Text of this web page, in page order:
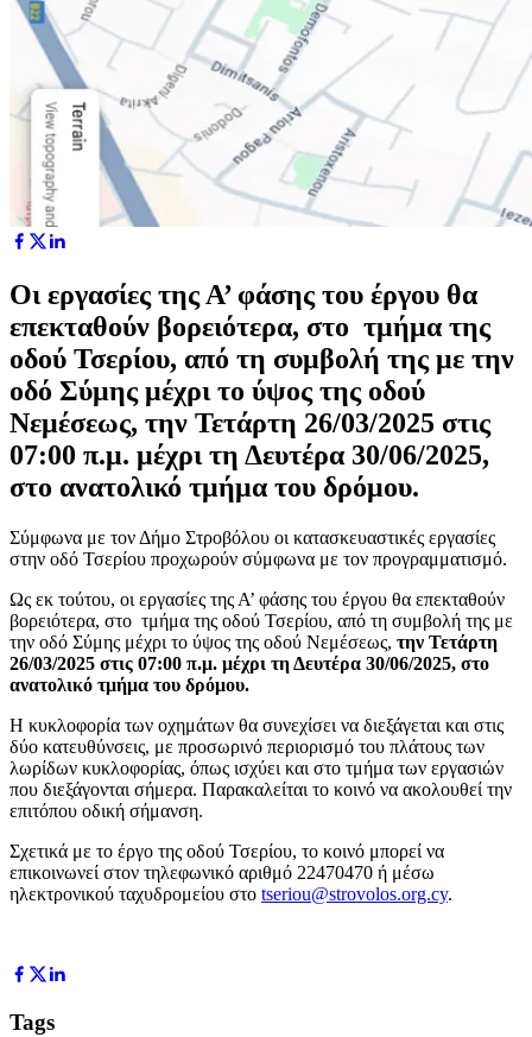
Οι εργασίες της Α’ φάσης του έργου θα
επεκταθούν βορειότερα, στο τμήμα της
οδού Τσερίου, από τη συμβολή της με την
οδό Σύμης μέχρι το ύψος της οδού
Νεμέσεως, την Τετάρτη 26/03/2025 στις
07:00 π.μ. μέχρι τη Δευτέρα 30/06/2025,
στο ανατολικό τμήμα του δρόμου.
Σύμφωνα με τον Δήμο Στροβόλου οι κατασκευαστικές εργασίες
στην οδό Τσερίου προχωρούν σύμφωνα με τον προγραμματισμό.
Ως εκ τούτου, οι εργασίες της Α’ φάσης του έργου θα επεκταθούν
βορειότερα, στο τμήμα της οδού Τσερίου, από τη συμβολή της με
την οδό Σύμης μέχρι το ύψος της οδού Νεμέσεως, την Τετάρτη
26/03/2025 στις 07:00 π.μ. μέχρι τη Δευτέρα 30/06/2025, στο
ανατολικό τμήμα του δρόμου.
Η κυκλοφορία των οχημάτων θα συνεχίσει να διεξάγεται και στις
δύο κατευθύνσεις, με προσωρινό περιορισμό του πλάτους των
λωρίδων κυκλοφορίας, όπως ισχύει και στο τμήμα των εργασιών
που διεξάγονται σήμερα. Παρακαλείται το κοινό να ακολουθεί την
επιτόπου οδική σήμανση.
Σχετικά με το έργο της οδού Τσερίου, το κοινό μπορεί να
επικοινωνεί στον τηλεφωνικό αριθμό 22470470 ή μέσω
ηλεκτρονικού ταχυδρομείου στο tseriou@strovolos.org.cy.
Tags